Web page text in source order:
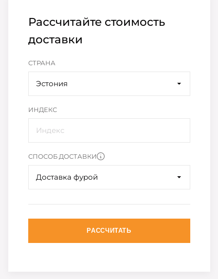
Рассчитайте стоимость
доставки
СТРАНА
Эстония
ИНДЕКС
СПОСОБ ДОСТАВКИ
Доставка фурой
РАССЧИТАТЬ